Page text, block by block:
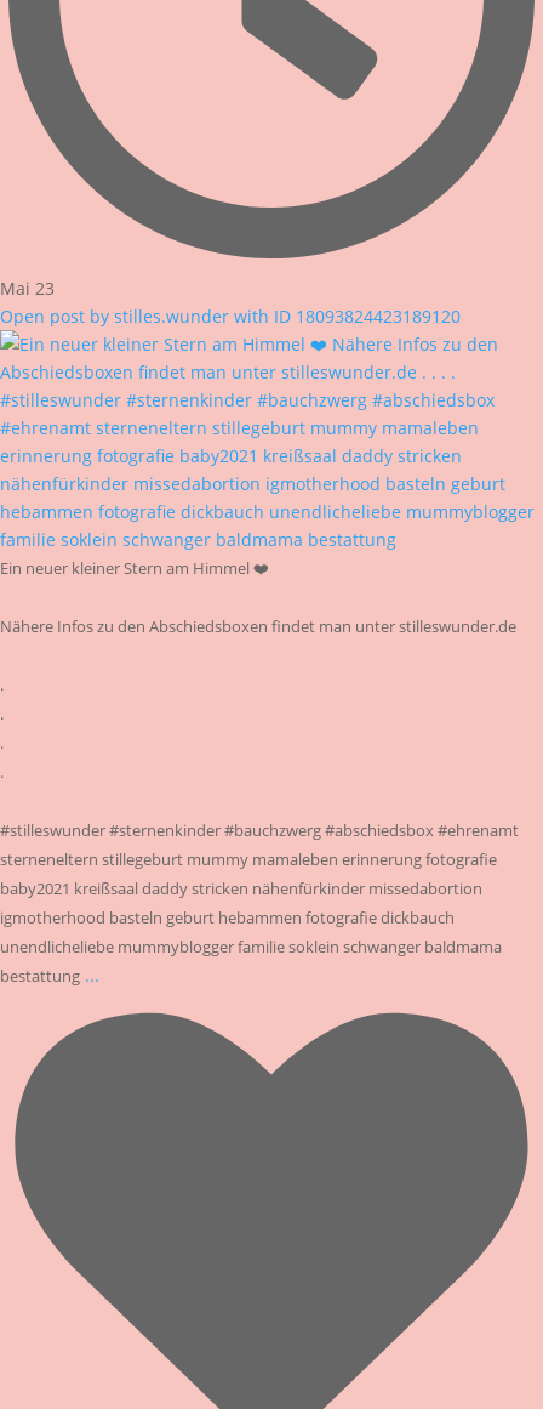
Mai 23
Open post by stilles.wunder with ID 18093824423189120
Ein neuer kleiner Stern am Himmel ❤️
Nähere Infos zu den Abschiedsboxen findet man unter stilleswunder.de
.
.
.
.
#stilleswunder #sternenkinder #bauchzwerg #abschiedsbox #ehrenamt
sterneneltern stillegeburt mummy mamaleben erinnerung fotografie
baby2021 kreißsaal daddy stricken nähenfürkinder missedabortion
igmotherhood basteln geburt hebammen fotografie dickbauch
unendlicheliebe mummyblogger familie soklein schwanger baldmama
bestattung ...